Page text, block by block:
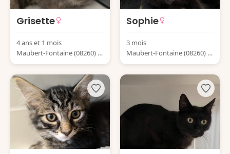
Grisette
4 ans et 1 mois
Maubert-Fontaine (08260) Fr
ance
Sophie
3 mois
Maubert-Fontaine (08260) Fr
ance